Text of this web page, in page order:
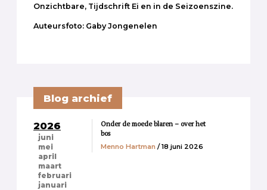
Onzichtbare, Tijdschrift Ei en in de Seizoenszine.
Auteursfoto: Gaby Jongenelen
Blog archief
2026
juni
mei
april
maart
februari
januari
Onder de moede blaren – over het
bos
Menno Hartman / 18 juni 2026